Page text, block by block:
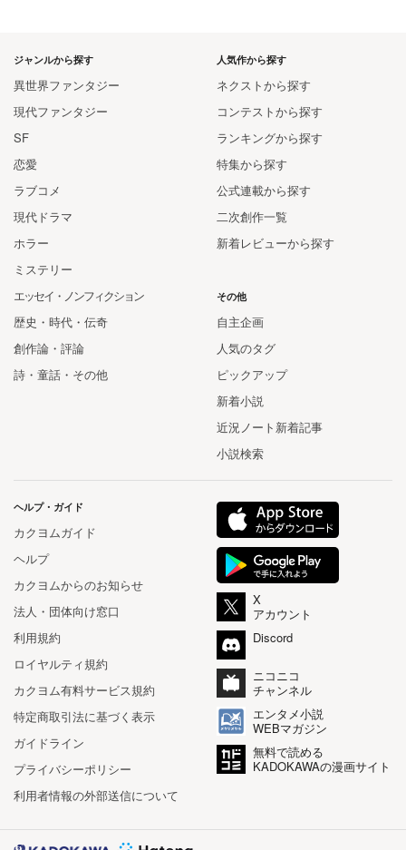
人気作から探す
ネクストから探す
コンテストから探す
ランキングから探す
特集から探す
公式連載から探す
二次創作一覧
新着レビューから探す
ジャンルから探す
異世界ファンタジー
現代ファンタジー
SF
恋愛
ラブコメ
現代ドラマ
ホラー
ミステリー
エッセイ・ノンフィクション
歴史・時代・伝奇
創作論・評論
詩・童話・その他
その他
自主企画
人気のタグ
ピックアップ
新着小説
近況ノート新着記事
小説検索
ヘルプ・ガイド
カクヨムガイド
ヘルプ
カクヨムからのお知らせ
法人・団体向け窓口
利用規約
ロイヤルティ規約
カクヨム有料サービス規約
特定商取引法に基づく表示
ガイドライン
プライバシーポリシー
利用者情報の外部送信について
X
アカウント
Discord
ニコニコ
チャンネル
エンタメ小説
WEBマガジン
無料で読める
KADOKAWAの漫画サイト